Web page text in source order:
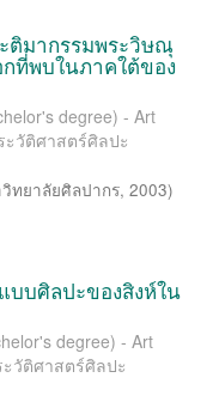
ติมากรรมพระวิษณุ
ที่พบในภาคใต้ของ
degree) - Art
ะวัติศาสตร์ศิลปะ
ทยาลัยศิลปากร,2003)
บบศิลปะของสิงห์ใน
degree) - Art
วัติศาสตร์ศิลปะ